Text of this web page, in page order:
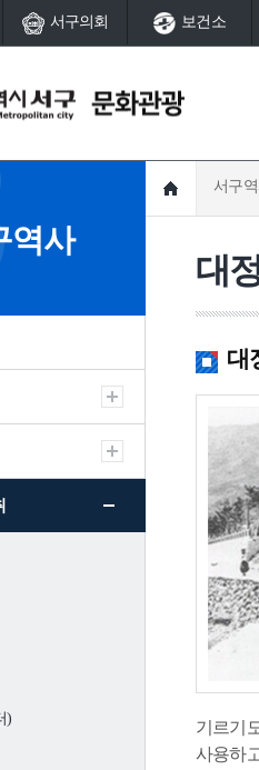
서구의회 보건소
문화예술
시지정문화유산
풍속(동제와 당산)
서구 여성·소년소
서구 생활문화센터
사
서구역사
역사의 발자취
서구 그때 그곳은
역사
)
서구
대
대
기르기
사용하